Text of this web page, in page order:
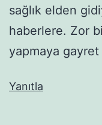
sağlık elden
haberlere. Zor
yapmaya
Yanıtla